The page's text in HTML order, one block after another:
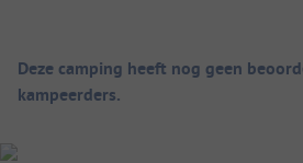
Camping overzicht
Deze camping heeft nog geen
kampeerders.